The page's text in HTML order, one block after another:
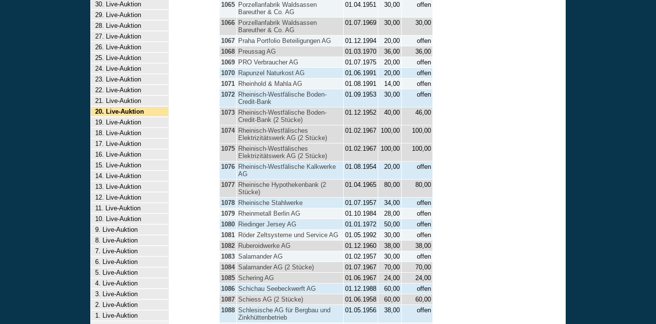
30. Live-Auktion
29. Live-Auktion
28. Live-Auktion
27. Live-Auktion
26. Live-Auktion
25. Live-Auktion
24. Live-Auktion
23. Live-Auktion
22. Live-Auktion
21. Live-Auktion
20. Live-Auktion
19. Live-Auktion
18. Live-Auktion
17. Live-Auktion
16. Live-Auktion
15. Live-Auktion
14. Live-Auktion
13. Live-Auktion
12. Live-Auktion
11. Live-Auktion
10. Live-Auktion
9. Live-Auktion
8. Live-Auktion
7. Live-Auktion
6. Live-Auktion
5. Live-Auktion
4. Live-Auktion
3. Live-Auktion
2. Live-Auktion
1. Live-Auktion
1065 Porzellanfabrik Waldsassen
Bareuther & Co. AG
01.04.1951 30,00 offen
1066 Porzellanfabrik Waldsassen
Bareuther & Co. AG
01.07.1969 30,00 30,00
1067 Praha Portfolio Beteiligungen AG 01.12.1994 20,00
offen
1068 Preussag AG 01.03.1970 36,00
36,00
1069 PRO Verbraucher AG 01.07.1975 20,00
offen
1070 Rapunzel Naturkost AG 01.06.1991 20,00
offen
1071 Rheinhold & Mahla AG 01.08.1991 14,00
offen
1072 Rheinisch-Westfälische Boden-
Credit-Bank
01.09.1953 30,00 offen
1073 Rheinisch-Westfälische Boden-
Credit-Bank (2 Stücke)
01.12.1952 40,00 46,00
1074 Rheinisch-Westfälisches
Elektrizitätswerk AG (2 Stücke)
01.02.1967 100,00 100,00
1075 Rheinisch-Westfälisches
Elektrizitätswerk AG (2 Stücke)
01.02.1967 100,00 100,00
1076 Rheinisch-Westfälische Kalkwerke
AG
01.08.1954 20,00 offen
1077 Rheinische Hypothekenbank (2
Stücke)
01.04.1965 80,00 80,00
1078 Rheinische Stahlwerke 01.07.1957 34,00
offen
1079 Rheinmetall Berlin AG 01.10.1984 28,00
offen
1080 Riedinger Jersey AG 01.01.1972 50,00
offen
1081 Röder Zeltsysteme und Service AG 01.05.1992 30,00
offen
1082 Ruberoidwerke AG 01.12.1960 38,00
38,00
1083 Salamander AG 01.02.1957 30,00
offen
1084 Salamander AG (2 Stücke) 01.07.1967 70,00
70,00
1085 Schering AG 01.06.1967 24,00
24,00
1086 Schichau Seebeckwerft AG 01.12.1988 60,00
offen
1087 Schiess AG (2 Stücke) 01.06.1958 60,00
60,00
1088 Schlesische AG für Bergbau und
Zinkhüttenbetrieb
01.05.1956 38,00 offen